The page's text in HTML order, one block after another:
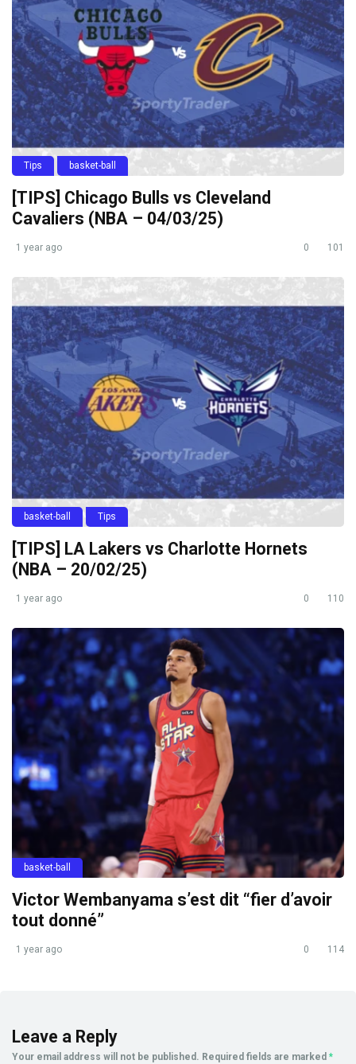
Tips basket-ball
[TIPS] Chicago Bulls vs Cleveland
Cavaliers (NBA – 04/03/25)
1 year ago 0 101
basket-ball Tips
[TIPS] LA Lakers vs Charlotte Hornets
(NBA – 20/02/25)
1 year ago 0 110
basket-ball
Victor Wembanyama s’est dit “fier d’avoir
tout donné”
1 year ago 0 114
Leave a Reply
Your email address will not be published. Required fields are marked *